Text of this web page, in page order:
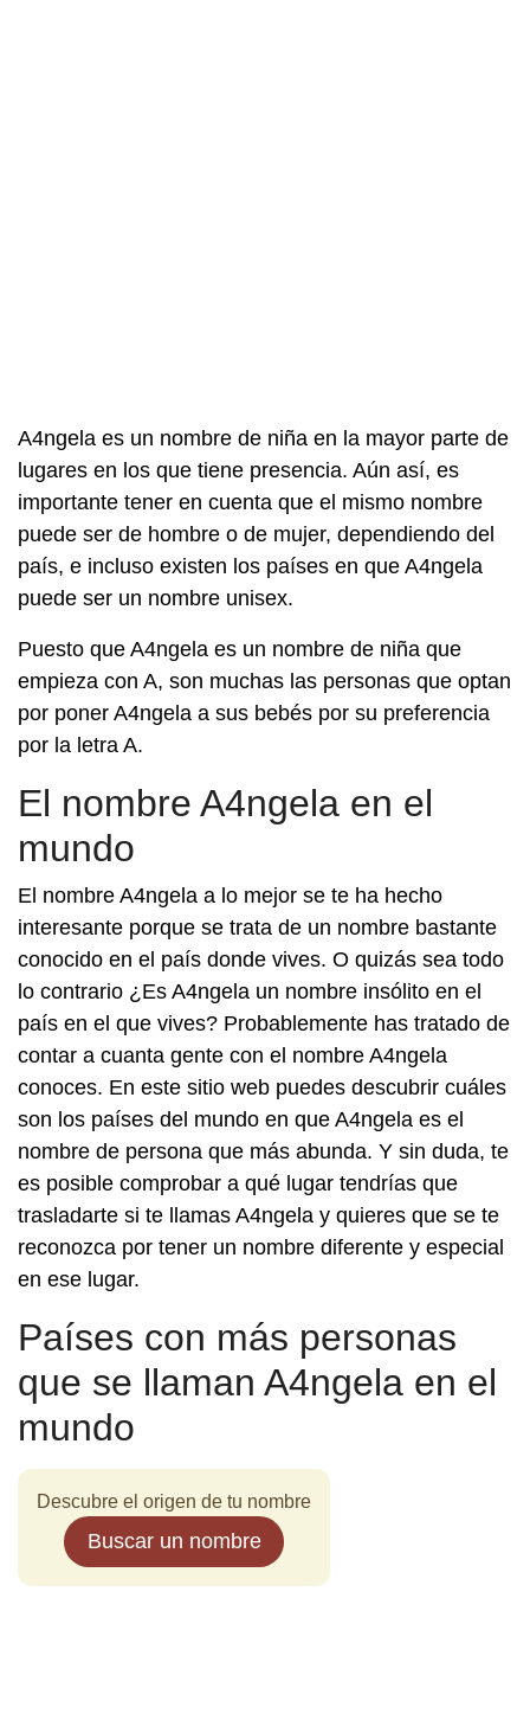
A4ngela es un nombre de niña en la mayor parte de
lugares en los que tiene presencia. Aún así, es
importante tener en cuenta que el mismo nombre
puede ser de hombre o de mujer, dependiendo del
país, e incluso existen los países en que A4ngela
puede ser un nombre unisex.
Puesto que A4ngela es un nombre de niña que
empieza con A, son muchas las personas que optan
por poner A4ngela a sus bebés por su preferencia
por la letra A.
El nombre A4ngela en el
mundo
El nombre A4ngela a lo mejor se te ha hecho
interesante porque se trata de un nombre bastante
conocido en el país donde vives. O quizás sea todo
lo contrario ¿Es A4ngela un nombre insólito en el
país en el que vives? Probablemente has tratado de
contar a cuanta gente con el nombre A4ngela
conoces. En este sitio web puedes descubrir cuáles
son los países del mundo en que A4ngela es el
nombre de persona que más abunda. Y sin duda, te
es posible comprobar a qué lugar tendrías que
trasladarte si te llamas A4ngela y quieres que se te
reconozca por tener un nombre diferente y especial
en ese lugar.
Países con más personas
que se llaman A4ngela en el
mundo
Descubre el origen de tu nombre
Buscar un nombre